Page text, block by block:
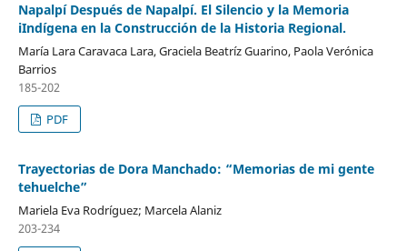
Napalpí Después de Napalpí. El Silencio y la Memoria
iIndígena en la Construcción de la Historia Regional.
María Lara Caravaca Lara, Graciela Beatríz Guarino, Paola Verónica
Barrios
185-202
PDF
Trayectorias de Dora Manchado: “Memorias de mi gente
tehuelche”
Mariela Eva Rodríguez; Marcela Alaniz
203-234